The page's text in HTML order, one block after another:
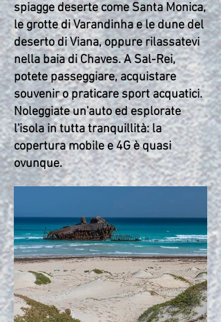
spiagge deserte come Santa Monica,
le grotte di Varandinha e le dune del
deserto di Viana, oppure rilassatevi
nella baia di Chaves. A Sal-Rei,
potete passeggiare, acquistare
souvenir o praticare sport acquatici.
Noleggiate un'auto ed esplorate
l'isola in tutta tranquillità: la
copertura mobile e 4G è quasi
ovunque.